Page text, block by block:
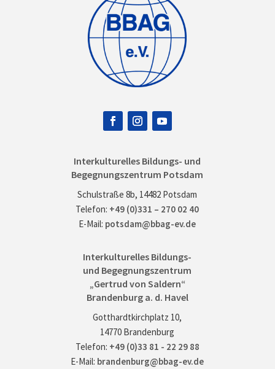
Interkulturelles Bildungs- und
Begegnungszentrum Potsdam
Schulstraße 8b, 14482 Potsdam
Telefon: +49 (0)331 – 270 02 40
E-Mail: potsdam@bbag-ev.de
Interkulturelles Bildungs-
und Begegnungszentrum
„Gertrud von Saldern“
Brandenburg a. d. Havel
Gotthardtkirchplatz 10,
14770 Brandenburg
Telefon: +49 (0)33 81 - 22 29 88
E-Mail: brandenburg@bbag-ev.de